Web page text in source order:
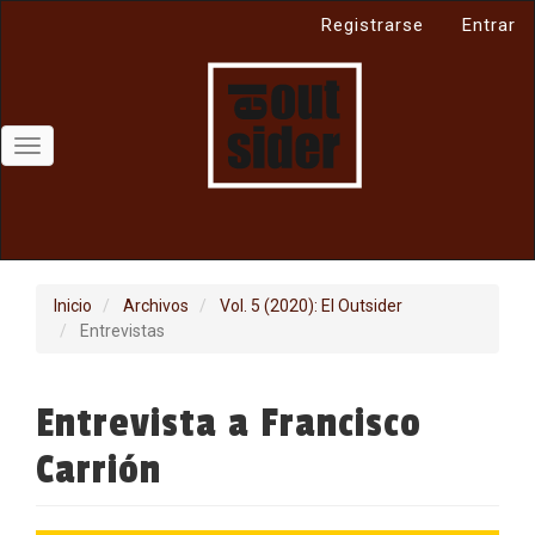
lateral
Registrarse Entrar
Toggle
navigation
Inicio Archivos
Vol. 5 (2020): El Outsider
Entrevistas
Entrevista a Francisco
Carrión